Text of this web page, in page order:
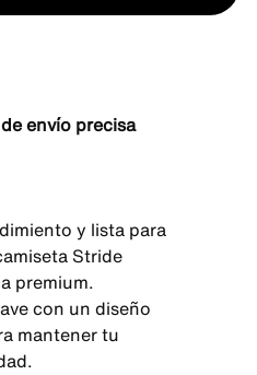
envío precisa
y lista para
Stride
premium.
con un diseño
mantener tu